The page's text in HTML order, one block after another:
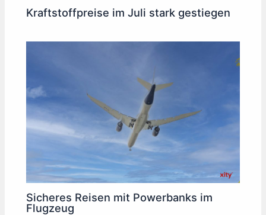
Kraftstoffpreise im Juli stark gestiegen
Sicheres Reisen mit Powerbanks im
Flugzeug